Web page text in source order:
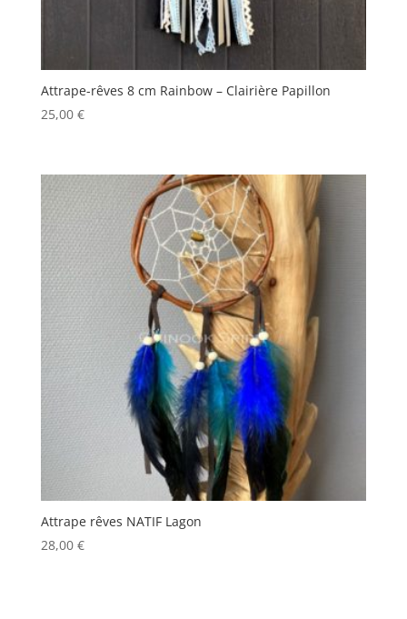
Attrape-rêves 8 cm Rainbow – Clairière Papillon
25,00 €
Attrape rêves NATIF Lagon
28,00 €